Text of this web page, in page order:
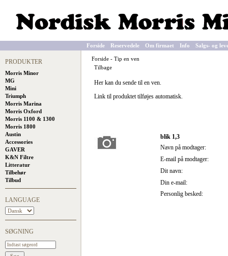
Forside Reservedele Om firmaet Info Salgs- og
PRODUKTER
Morris Minor
MG
Mini
Triumph
Morris Marina
Morris Oxford
Morris 1100 & 1300
Morris 1800
Austin
Accessories
GAVER
K&N Filtre
Litteratur
Tilbehør
Tilbud
LANGUAGE
SØGNING
Forside - Tip en ven
Tilbage
Her kan du sende til en ven.
Link til produktet tilføjes automatisk.
blik 1,3
Navn på modtager:
E-mail på modtager:
Dit navn:
Din e-mail:
Personlig besked: